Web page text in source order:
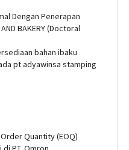
Dengan Penerapan
BAKERY (Doctoral
bahan ibaku
pt adyawinsa stamping
Quantity (EOQ)